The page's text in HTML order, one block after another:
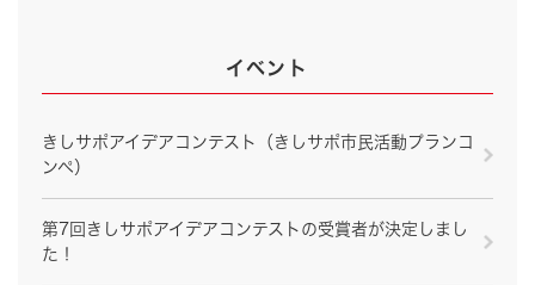
イベント
きしサポアイデアコンテスト（きしサポ市民活動プランコ
ンペ）
第7回きしサポアイデアコンテストの受賞者が決定しまし
た！